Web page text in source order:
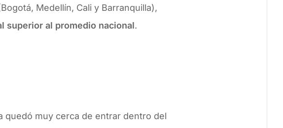
Medellín, Cali y Barranquilla),
superior al promedio nacional.
quedó muy cerca de entrar dentro del